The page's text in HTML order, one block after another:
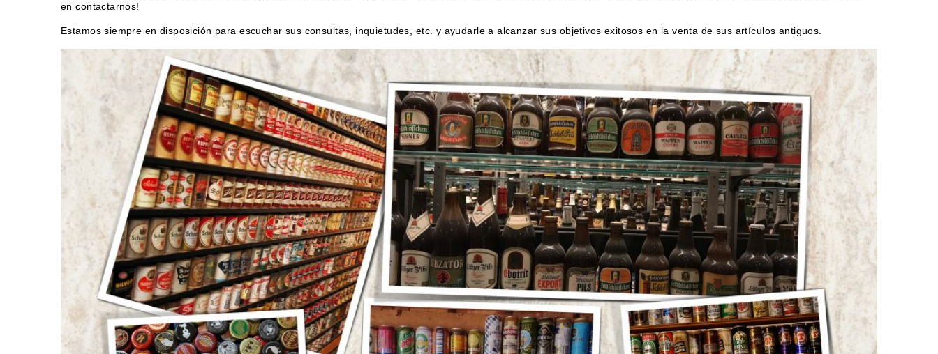
en contactarnos!
Estamos siempre en disposición para escuchar sus consultas, inquietudes, etc. y ayudarle a alcanzar sus objetivos exitosos en la venta de sus artículos antiguos.